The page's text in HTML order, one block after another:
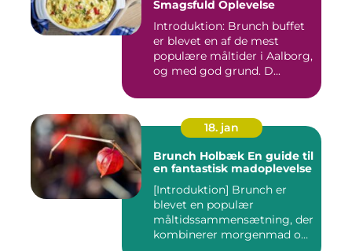
Smagsfuld Oplevelse
Introduktion: Brunch buffet
er blevet en af de mest
populære måltider i Aalborg,
og med god grund. D...
18. jan
Brunch Holbæk En guide til
en fantastisk madoplevelse
[Introduktion] Brunch er
blevet en populær
måltidssammensætning, der
kombinerer morgenmad og